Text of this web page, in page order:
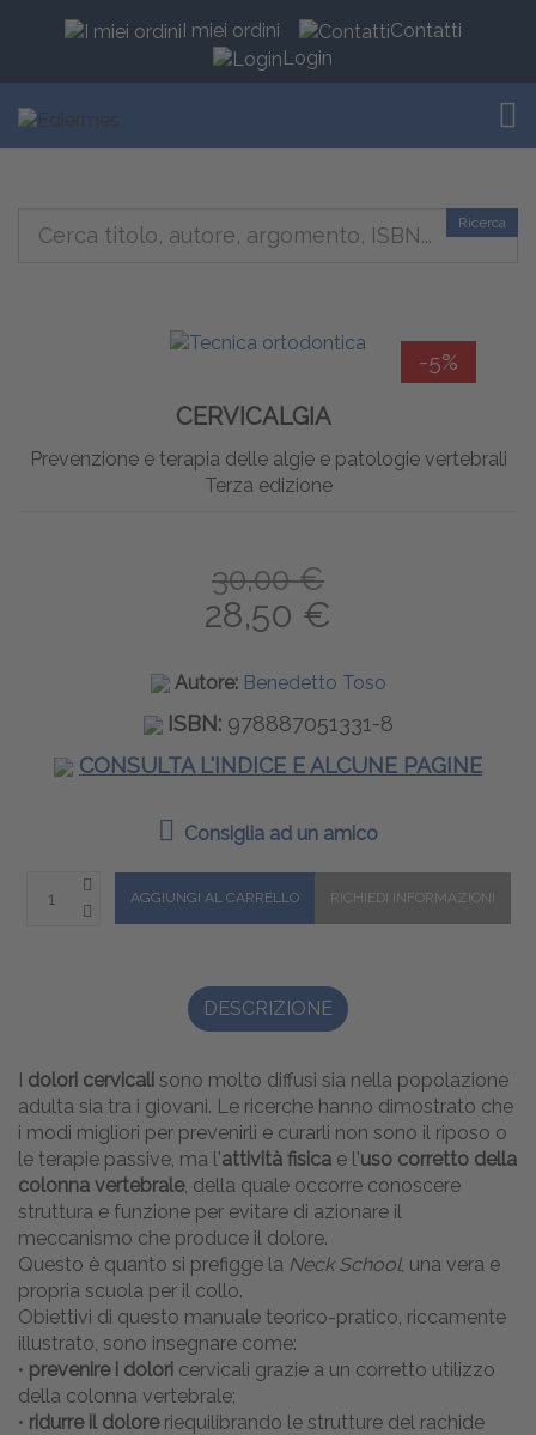
I miei ordini
Contatti
Login
Ricerca
-5%
CERVICALGIA
Prevenzione e terapia delle algie e patologie vertebrali
Terza edizione
30,00 €
28,50 €
Autore: Benedetto Toso
ISBN: 978887051331-8
CONSULTA L'INDICE E ALCUNE PAGINE
Consiglia ad un amico
DESCRIZIONE
I dolori cervicali sono molto diffusi sia nella popolazione
adulta sia tra i giovani. Le ricerche hanno dimostrato che
i modi migliori per prevenirli e curarli non sono il riposo o
le terapie passive, ma l'attività fisica e l'uso corretto della
colonna vertebrale, della quale occorre conoscere
struttura e funzione per evitare di azionare il
meccanismo che produce il dolore.
Questo è quanto si prefigge la Neck School, una vera e
propria scuola per il collo.
Obiettivi di questo manuale teorico-pratico, riccamente
illustrato, sono insegnare come:
• prevenire i dolori cervicali grazie a un corretto utilizzo
della colonna vertebrale;
• ridurre il doloreriequilibrando le strutture del rachide